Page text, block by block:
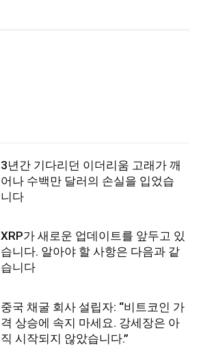
3년간 기다리던 이더리움 고래가 깨
어나 수백만 달러의 손실을 입었습
니다
XRP가 새로운 업데이트를 앞두고 있
습니다. 알아야 할 사항은 다음과 같
습니다
중국 채굴 회사 설립자: “비트코인 가
격 상승에 속지 마세요. 강세장은 아
직 시작되지 않았습니다.”